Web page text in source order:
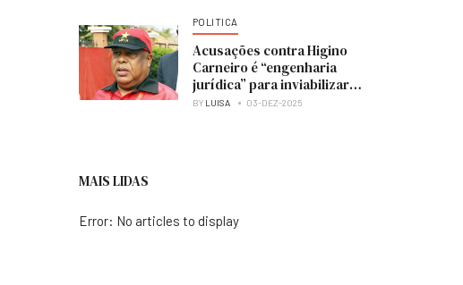
POLITICA
Acusações contra Higino
Carneiro é “engenharia
jurídica” para inviabilizar
candidatura à presidência
BY LUISA 03-DEZ-2025
MAIS LIDAS
Error: No articles to display